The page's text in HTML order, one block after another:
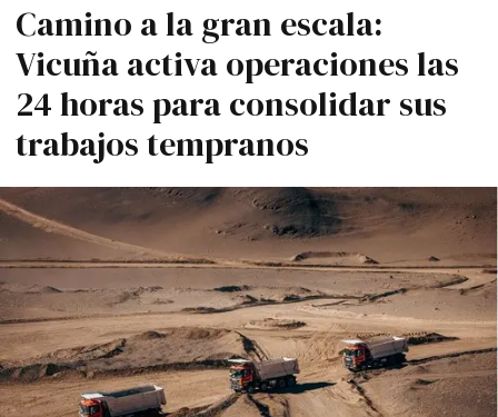
Camino a la gran escala:
Vicuña activa operaciones las
24 horas para consolidar sus
trabajos tempranos